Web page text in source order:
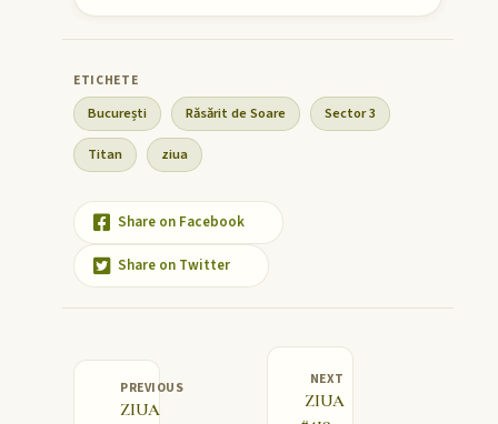
București Răsărit de Soare Sector 3
Titan ziua
Share on Facebook
Share on Twitter
PREVIOUS
ZIUA
NEXT
ZIUA